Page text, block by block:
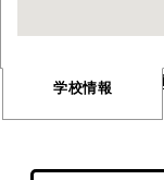
学校情報